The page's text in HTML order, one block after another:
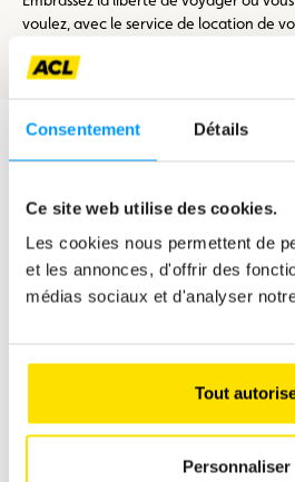
Consentement Détails
Ce site web utilise des cookies.
Les cookies nous permettent de
et les annonces, d'offrir des
médias sociaux et d'analyser
Tout
Personnaliser
voulez, avec le service de location de
Est-ce que la voiture de location peut
Peut-on conduire à l’étranger avec
location ?
Quel est l’âge minimum pour louer
La règle des 24